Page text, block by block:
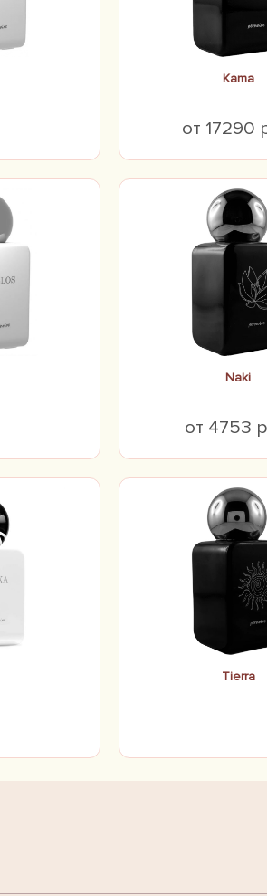
Kama
от 17290
Naki
от 4753
Tierra